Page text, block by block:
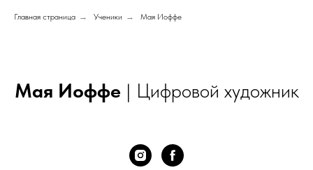
Главная страница → Ученики → Мая Иоффе
Мая Иоффе | Цифровой художник